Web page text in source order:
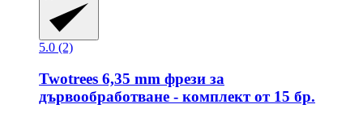
5.0 (2)
Twotrees 6,35 mm фрези за
дървообработване -​ комплект от 15 бр.